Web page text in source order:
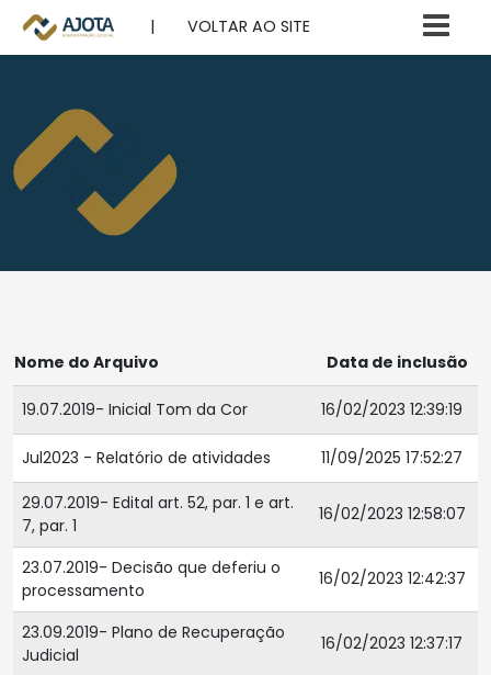
| VOLTAR AO SITE
Nome do Arquivo Data de inclusão
19.07.2019- Inicial Tom da Cor 16/02/2023 12:39:19
Jul2023 - Relatório de atividades 11/09/2025 17:52:27
29.07.2019- Edital art. 52, par. 1 e art.
7, par. 1
16/02/2023 12:58:07
23.07.2019- Decisão que deferiu o
processamento
16/02/2023 12:42:37
23.09.2019- Plano de Recuperação
Judicial
16/02/2023 12:37:17